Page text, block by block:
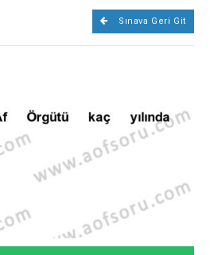
Sınava Geri Git